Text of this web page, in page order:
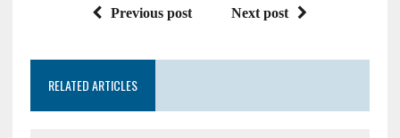
Previous post Next post
RELATED ARTICLES